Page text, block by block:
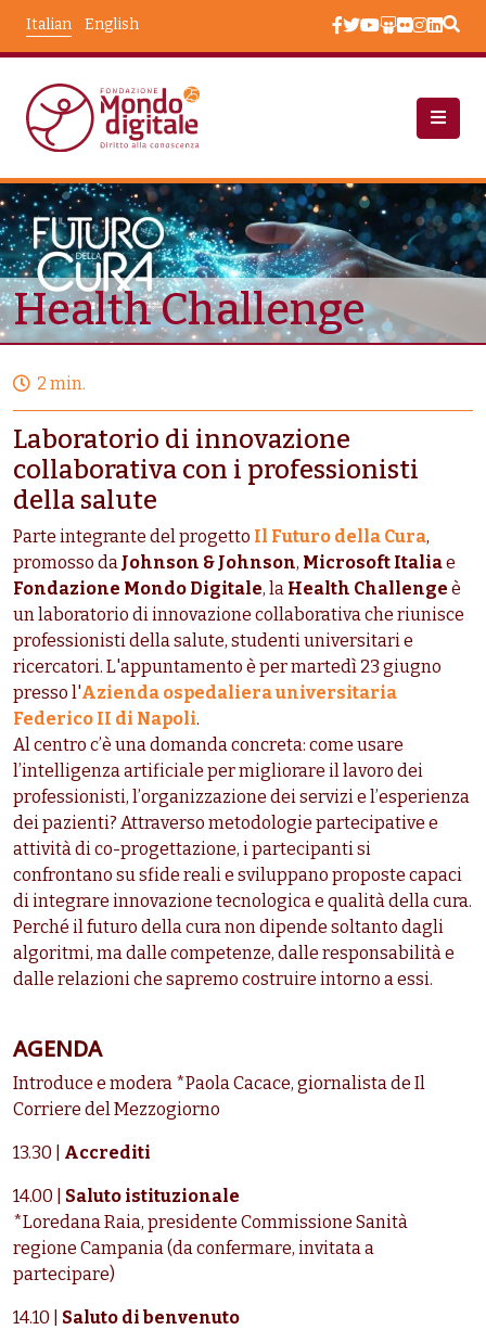
English
Italian
Eventi Health Challenge
Health Challenge
2 min.
Laboratorio di innovazione
collaborativa con i professionisti
della salute
Parte integrante del progetto Il Futuro della Cura,
promosso da Johnson & Johnson, Microsoft Italiae
Fondazione Mondo Digitale, la Health Challenge è
un laboratorio di innovazione collaborativa che riunisce
professionisti della salute, studenti universitari e
ricercatori. L'appuntamento è per martedì 23 giugno
presso l'Azienda ospedaliera universitaria
Federico II di Napoli.
Al centro c’è una domanda concreta: come usare
l’intelligenza artificiale per migliorare il lavoro dei
professionisti, l’organizzazione dei servizi e l’esperienza
dei pazienti? Attraverso metodologie partecipative e
attività di co-progettazione, i partecipanti si
confrontano su sfide reali e sviluppano proposte capaci
di integrare innovazione tecnologica e qualità della cura.
Perché il futuro della cura non dipende soltanto dagli
algoritmi, ma dalle competenze, dalle responsabilità e
dalle relazioni che sapremo costruire intorno a essi.
AGENDA
Introduce e modera *Paola Cacace, giornalista de Il
Corriere del Mezzogiorno
13.30 | Accrediti
14.00 | Saluto istituzionale
*Loredana Raia, presidente Commissione Sanità
regione Campania (da confermare, invitata a
partecipare)
14.10 | Saluto di benvenuto